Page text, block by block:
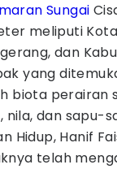
Sungai
meliputi
dan
yang
biota perairan
nila, dan sapu-
Hidup, Hanif
telah